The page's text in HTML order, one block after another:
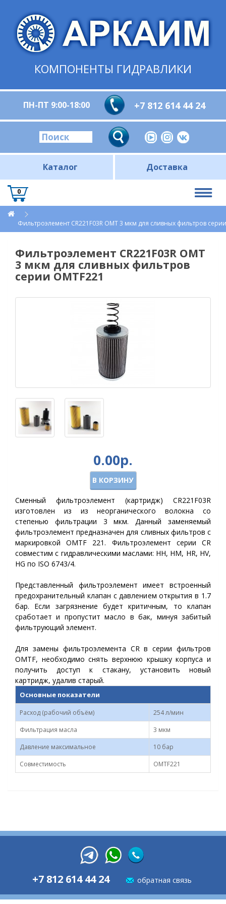
КОМПОНЕНТЫ ГИДРАВЛИКИ
ПН-ПТ 9:00-18:00 +7 812 614 44 24
Каталог Доставка
0
Фильтроэлемент CR221F03R OMT 3 мкм для сливных фильтров
Фильтроэлемент CR221F03R OMT
3 мкм для сливных фильтров
серии OMTF221
0.00р.
В КОРЗИНУ
Сменный фильтроэлемент (картридж) CR221F03R
изготовлен из из неорганического волокна со
степенью фильтрации 3 мкм. Данный заменяемый
фильтроэлемент предназначен для сливных фильтров с
маркировкой OMTF 221. Фильтроэлемент серии CR
совместим с гидравлическими маслами: HH, HM, HR, HV,
HG по ISO 6743/4.
Представленный фильтроэлемент имеет встроенный
предохранительный клапан с давлением открытия в 1.7
бар. Если загрязнение будет критичным, то клапан
сработает и пропустит масло в бак, минуя забитый
фильтрующий элемент.
Для замены фильтроэлемента CRв серии фильтров
OMTF, необходимо снять верхнюю крышку корпуса и
получить доступ к стакану, установить новый
картридж, удалив старый.
Основные показатели
Расход (рабочий объём)
254 л/мин
Фильтрация масла
3 мкм
Давление максимальное
10 бар
Совместимость
OMTF221
+7 812 614 44 24 обратная связь